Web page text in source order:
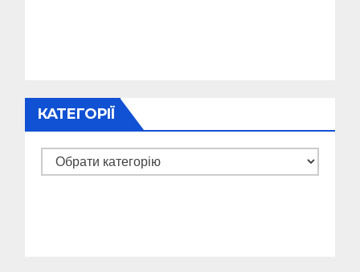
КАТЕГОРІЇ
Категорії